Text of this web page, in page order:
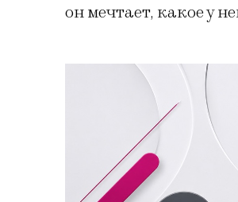
он мечтает, какое у